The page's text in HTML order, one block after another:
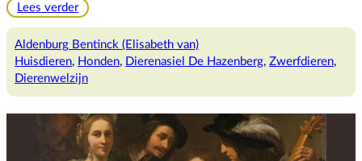
Lees verder:
en
De
Hazenberg
Aldenburg Bentinck (Elisabeth van)
Huisdieren, Honden, Dierenasiel De Hazenberg, Zwerfdieren
Dierenwelzijn